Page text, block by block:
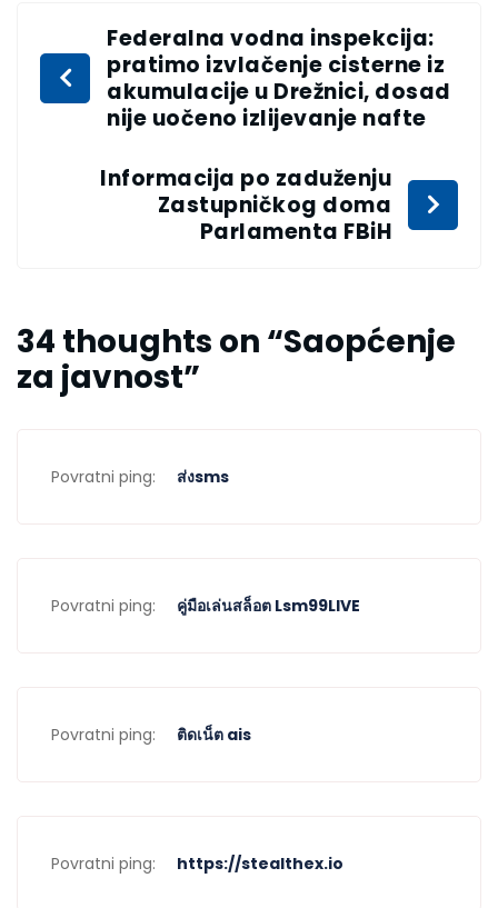
Federalna vodna inspekcija:
pratimo izvlačenje cisterne iz
akumulacije u Drežnici, dosad
nije uočeno izlijevanje nafte
Informacija po zaduženju
Zastupničkog doma
Parlamenta FBiH
34 thoughts on “Saopćenje
za javnost”
Povratni ping: ส่งsms
Povratni ping: คู่มือเล่นสล็อต Lsm99LIVE
Povratni ping: ติดเน็ต ais
Povratni ping: https://stealthex.io